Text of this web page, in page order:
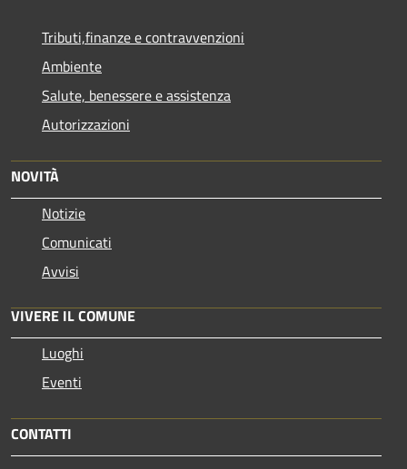
Tributi,finanze e contravvenzioni
Ambiente
Salute, benessere e assistenza
Autorizzazioni
NOVITÀ
Notizie
Comunicati
Avvisi
VIVERE IL COMUNE
Luoghi
Eventi
CONTATTI